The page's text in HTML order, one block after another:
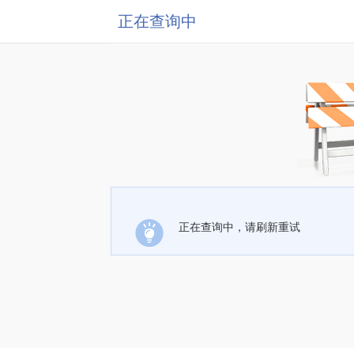
正在查询中
正在查询中，请刷新重试